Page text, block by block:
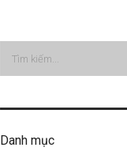
Danh mục